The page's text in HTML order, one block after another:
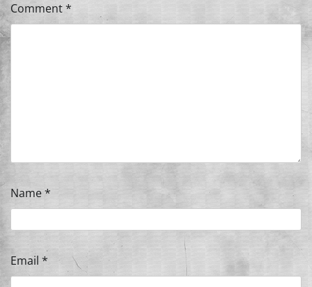
Comment*
Name*
Email *